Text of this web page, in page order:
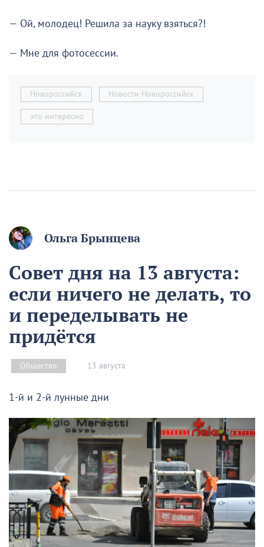
— Ой, молодец! Решила за науку взяться?!
— Мне для фотосессии.
Новороссийск Новости Новороссийск
это интересно
Ольга Брынцева
Совет дня на 13 августа:
если ничего не делать, то
и переделывать не
придётся
Общество 13 августа
1-й и 2-й лунные дни